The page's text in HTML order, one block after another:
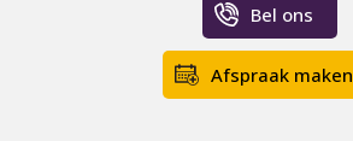
Bel ons
Afspraak maken